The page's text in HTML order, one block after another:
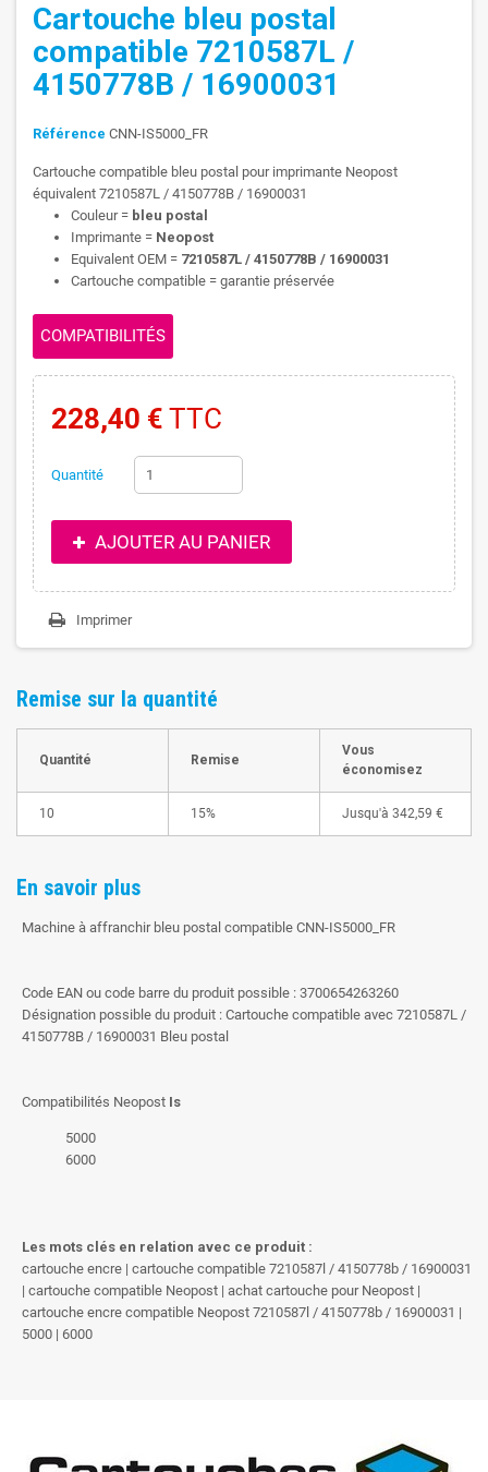
Cartouche bleu postal
compatible 7210587L /
4150778B / 16900031
Référence CNN-IS5000_FR
Cartouche compatible bleu postal pour imprimante Neopost
équivalent 7210587L / 4150778B / 16900031
Couleur = bleu postal
Imprimante = Neopost
Equivalent OEM = 7210587L / 4150778B / 16900031
Cartouche compatible = garantie préservée
COMPATIBILITÉS
228,40 € TTC
Quantité
AJOUTER AU PANIER
Imprimer
Remise sur la quantité
Quantité Remise
Vous
économisez
10 15% Jusqu'à 342,59 €
En savoir plus
Machine à affranchir bleu postal compatible CNN-IS5000_FR
Code EAN ou code barre du produit possible : 3700654263260
Désignation possible du produit : Cartouche compatible avec 7210587L /
4150778B / 16900031 Bleu postal
Compatibilités Neopost Is
5000
6000
Les mots clés en relation avec ce produit :
cartouche encre | cartouche compatible 7210587l / 4150778b / 16900031
| cartouche compatible Neopost | achat cartouche pour Neopost |
cartouche encre compatible Neopost 7210587l / 4150778b / 16900031 |
5000 | 6000